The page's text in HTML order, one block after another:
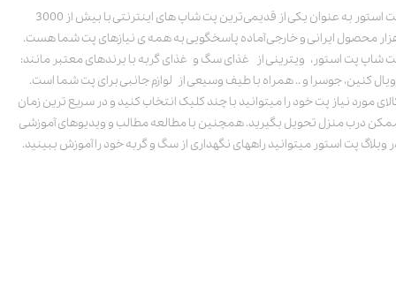
پت استور به عنوان یکی از قدیمی‌ترین پت شاپ های اینترنتی با بیش از 3000
محصول ایرانی و خارجی آماده پاسخگویی به همه ی نیازهای پت شما هست.
شاپ پت استور، ویترینی از غذای سگ و غذای گربه با برندهای معتبر مانند:
کنین، جوسرا و .. همراه با طیف وسیعی از لوازم جانبی برای پت شما است.
مورد نیاز پت خود را میتوانید با چند کلیک انتخاب کنید و در سریع ترین زمان
درب منزل تحویل بگیرید. همچنین با مطالعه مطالب و ویدیوهای آموزشی
وبلاگ پت استور میتوانید راههای نگهداری از سگ و گربه خود را آموزش ببینید.